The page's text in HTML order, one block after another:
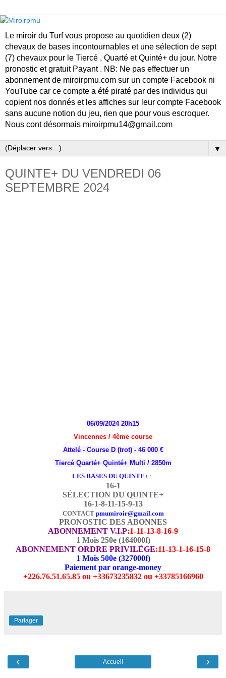
Le miroir du Turf vous propose au quotidien deux (2)
chevaux de bases incontournables et une sélection de sept
(7) chevaux pour le Tiercé , Quarté et Quinté+ du jour. Notre
pronostic et gratuit Payant . NB: Ne pas effectuer un
abonnement de miroirpmu.com sur un compte Facebook ni
YouTube car ce compte a été piraté par des individus qui
copient nos donnés et les affiches sur leur compte Facebook
sans aucune notion du jeu, rien que pour vous escroquer.
Nous cont désormais miroirpmu14@gmail.com
▼
QUINTE+ DU VENDREDI 06
SEPTEMBRE 2024
06/09/2024 20h15
Vincennes / 4ème course
Attelé - Course D (trot) - 46 000 €
Tiercé Quarté+ Quinté+ Multi / 2850m
LES BASES DU QUINTE+ :
16-1
SÉLECTION DU QUINTE+
16-1-8-11-15-9-13
CONTACT pmumiroir@gmail.com
PRONOSTIC DES ABONNES
ABONNEMENT V.I.P:1-11-13-8-16-9
1 Mois 250e (164000f)
ABONNEMENT ORDRE PRIVILÈGE:11-13-1-16-15-8
1 Mois 500e (327000f)
Paiement par orange-money
+226.76.51.65.85 ou +33673235832 ou +33785166960
Partager
‹ ›
Accueil